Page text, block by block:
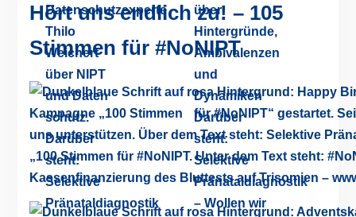
Hört uns endlich zu! – 105
Stimmen für #NoNIPT